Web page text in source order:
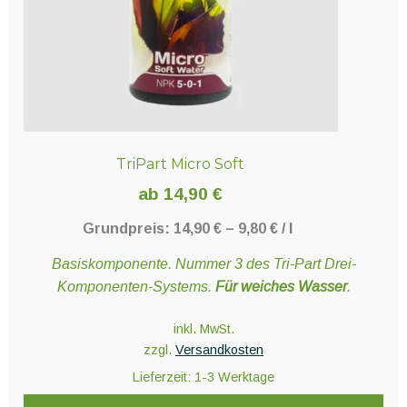
TriPart Micro Soft
ab 14,90€
Grundpreis: 14,90€ – 9,80€ /
Basiskomponente. Nummer 3 des Tri-Part Drei-
Komponenten-Systems. Für weiches Wasser.
inkl. MwSt.
zzgl. Versandkosten
Lieferzeit: 1-3 Werktage